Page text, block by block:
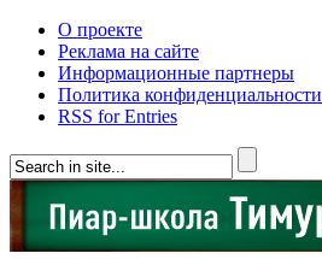
О проекте
Реклама на сайте
Информационные партнеры
Политика конфиденциальности
RSS for Entries